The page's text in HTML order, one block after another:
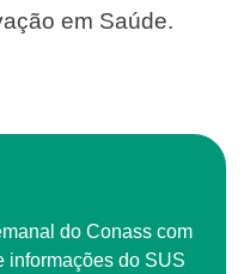
em Saúde.
informações do SUS